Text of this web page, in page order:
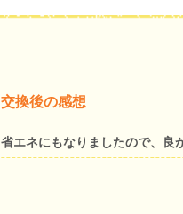
交換後の感想
省エネにもなりましたので、良